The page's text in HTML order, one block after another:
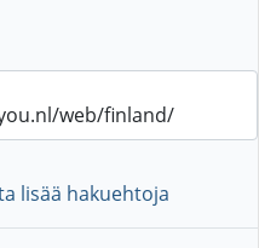
lisää hakuehtoja